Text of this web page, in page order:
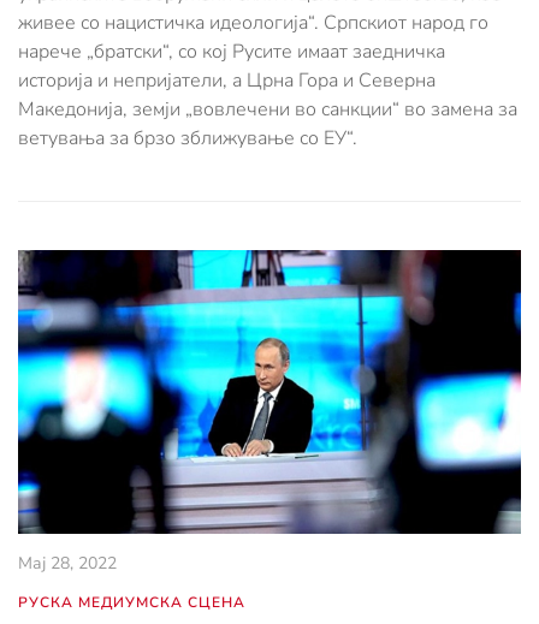
живее со нацистичка идеологија“. Српскиот народ го
нарече „братски“, со кој Русите имаат заедничка
историја и непријатели, а Црна Гора и Северна
Македонија, земји „вовлечени во санкции“ во замена за
ветувања за брзо зближување со ЕУ“.
Мај 28, 2022
РУСКА МЕДИУМСКА СЦЕНА